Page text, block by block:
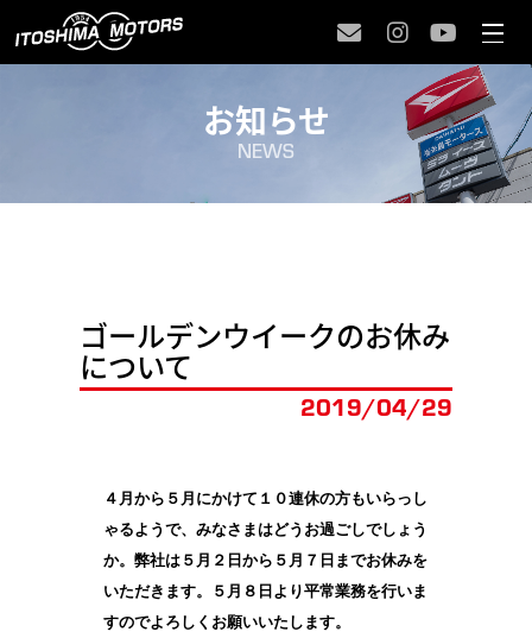
お知らせ
NEWS
ゴールデンウイークのお休み
について
2019/04/29
４月から５月にかけて１０連休の方もいらっし
ゃるようで、みなさまはどうお過ごしでしょう
か。弊社は５月２日から５月７日までお休みを
いただきます。５月８日より平常業務を行いま
すのでよろしくお願いいたします。